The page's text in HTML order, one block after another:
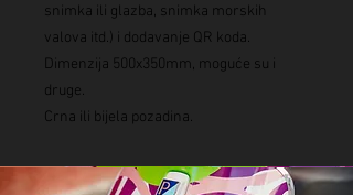
snimka ili glazba, snimka morskih
valova itd.) i dodavanje QR koda.
Dimenzija 500x350mm, moguće su i
druge.
Crna ili bijela pozadina.